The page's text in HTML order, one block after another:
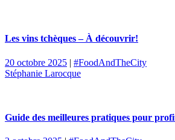
Les vins tchèques – À découvrir!
20 octobre 2025 | #FoodAndTheCity
Stéphanie Larocque
Guide des meilleures pratiques pour